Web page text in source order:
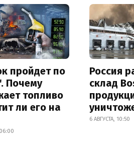
пройдет по
Почему
топливо
ли его на
Россия
склад
6 АВГУСТА, 10:50